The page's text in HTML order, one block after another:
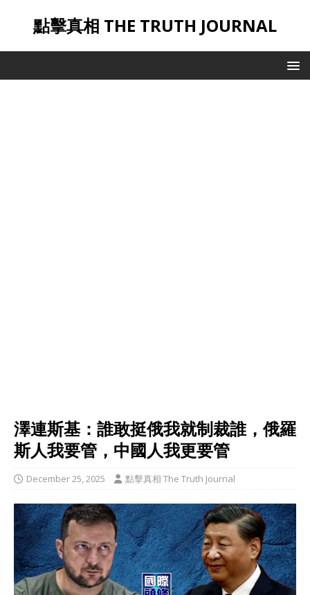
點擊真相 THE TRUTH JOURNAL
澤連斯基：誰敢挺俄我就制裁誰，俄羅
斯人我要管，中國人我更要管
December 25, 2025 點擊真相 The Truth Journal